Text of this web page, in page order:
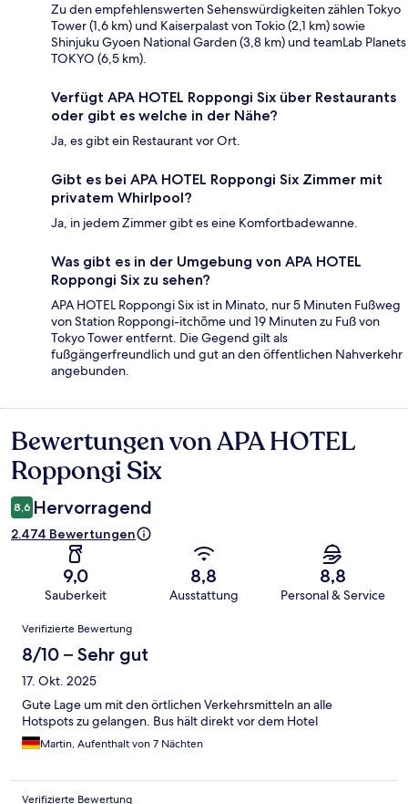
Zu den empfehlenswerten Sehenswürdigkeiten zählen Tokyo
Tower (1,6 km) und Kaiserpalast von Tokio (2,1 km) sowie
Shinjuku Gyoen National Garden (3,8 km) und teamLab Planets
TOKYO (6,5 km).
Verfügt APA HOTEL Roppongi Six über Restaurants
oder gibt es welche in der Nähe?
Ja, es gibt ein Restaurant vor Ort.
Gibt es bei APA HOTEL Roppongi Six Zimmer mit
privatem Whirlpool?
Ja, in jedem Zimmer gibt es eine Komfortbadewanne.
Was gibt es in der Umgebung von APA HOTEL
Roppongi Six zu sehen?
APA HOTEL Roppongi Six ist in Minato, nur 5 Minuten Fußweg
von Station Roppongi-itchōme und 19 Minuten zu Fuß von
Tokyo Tower entfernt. Die Gegend gilt als
fußgängerfreundlich und gut an den öffentlichen Nahverkehr
angebunden.
Bewertungen
Bewertungen von APA HOTEL
Roppongi Six
8,6 Hervorragend
2.474 Bewertungen
9,0
Sauberkeit
8,8
Ausstattung
8,8
Personal & Service
Bewertungen
Verifizierte Bewertung
8/10 – Sehr gut
17. Okt. 2025
Gute Lage um mit den örtlichen Verkehrsmitteln an alle
Hotspots zu gelangen. Bus hält direkt vor dem Hotel
Martin, Aufenthalt von 7 Nächten
Verifizierte Bewertung